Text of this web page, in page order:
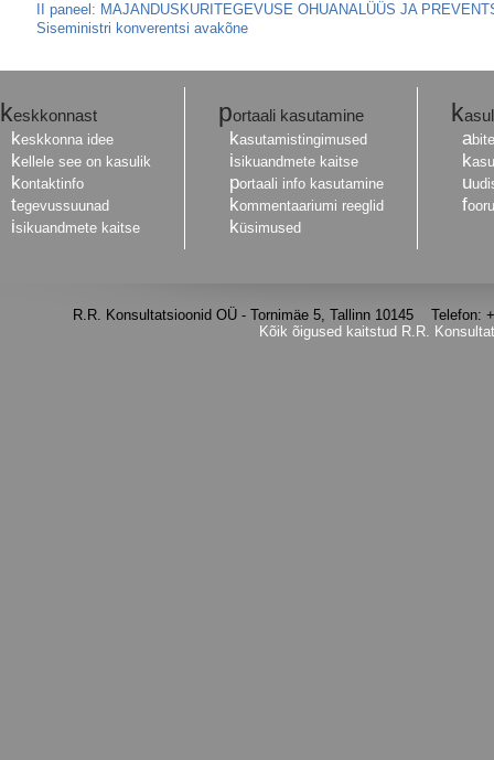
II paneel: MAJANDUSKURITEGEVUSE OHUANALÜÜS JA
Siseministri konverentsi avakõne
keskkonnast
keskkonna idee
kellele see on kasulik
kontaktinfo
tegevussuunad
isikuandmete kaitse
portaali kasutamine
kasutamistingimused
isikuandmete kaitse
portaali info kasutamine
kommentaariumi reeglid
küsimused
k
a
k
u
f
R.R. Konsultatsioonid OÜ - Tornimäe 5, Tallinn 10145
Kõik õigused kaitstud R.R.